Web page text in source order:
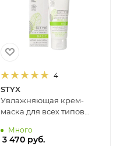
4
STYX
Увлажняющая крем-
маска для всех типов
70 мл
Много
3 470руб.